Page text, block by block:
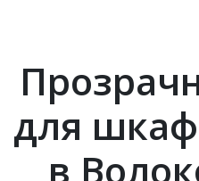
для
в